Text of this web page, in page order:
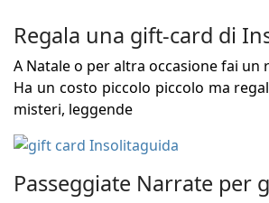
Regala una gift-card di
A Natale o per altra occasione fai un
Ha un costo piccolo piccolo ma
misteri, leggende
Passeggiate Narrate per